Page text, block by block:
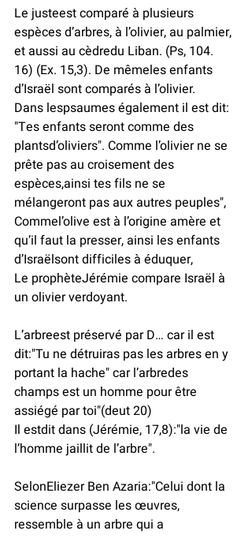
Le justeest comparé à plusieurs
espèces d’arbres, à l’olivier, au palmier,
et aussi au cèdredu Liban. (Ps, 104.
16) (Ex. 15,3). De mêmeles enfants
d’Israël sont comparés à l’olivier.
Dans lespsaumes également il est dit:
"Tes enfants seront comme des
plantsd’oliviers". Comme l’olivier ne se
prête pas au croisement des
espèces,ainsi tes fils ne se
mélangeront pas aux autres peuples",
Commel’olive est à l’origine amère et
qu’il faut la presser, ainsi les enfants
d’Israëlsont difficiles à éduquer,
Le prophèteJérémie compare Israël à
un olivier verdoyant.
L’arbreest préservé par D… car il est
dit:"Tu ne détruiras pas les arbres en y
portant la hache" car l’arbredes
champs est un homme pour être
assiégé par toi"(deut 20)
Il estdit dans (Jérémie, 17,8):"la vie de
l’homme jaillit de l’arbre".
SelonEliezer Ben Azaria:"Celui dont la
science surpasse les œuvres,
ressemble à un arbre qui a